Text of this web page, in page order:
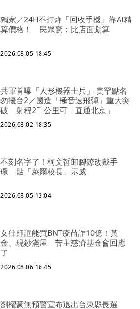
獨家／24H不打烊「回收手機」靠AI精
算價格！ 民眾驚：比店面划算
2026.08.05 18:45
共軍首曝「人形機器士兵」 美罕點名
勿擾台2／國造「極音速飛彈」重大突
破 射程2千公里可「直通北京」
2026.08.02 18:35
不刻名字了！柯文哲卸腳鐐改戴手
環 貼「萊爾校長」示威
2026.08.05 12:04
女律師誆能買BNT疫苗詐10億！黃
金、現鈔滿屋 苦主慈濟基金會回應
了
2026.08.06 16:45
劉櫂豪無預警宣布退出台東縣長選